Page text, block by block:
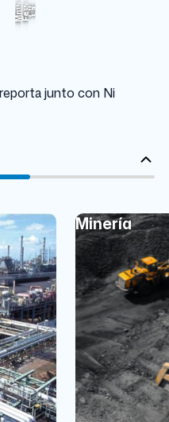
Mn
1%
Fe
1%Cu
La
junto con Ni
Minería